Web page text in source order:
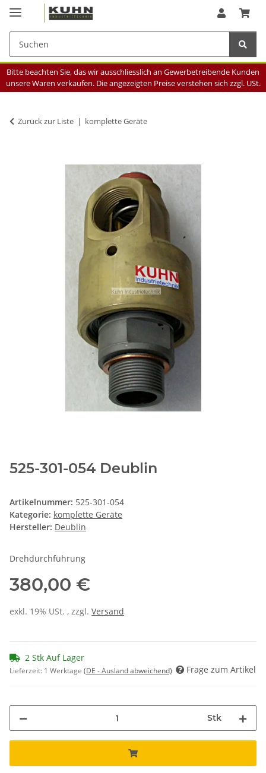
Bitte beachten Sie, das wir ausschliesslich an Gewerbetreibende Kunden
unsere Waren verkaufen. Die angezeigten Preise verstehen sich zzgl. USt.
Zurück zur Liste komplette Geräte
525-301-054 Deublin
Artikelnummer: 525-301-054
Kategorie: komplette Geräte
Hersteller: Deublin
Drehdurchführung
380,00 €
exkl. 19% USt. , zzgl. Versand
2 Stk Auf Lager
Lieferzeit: 1 Werktage (DE - Ausland abweichend) Frage zum Artikel
Stk